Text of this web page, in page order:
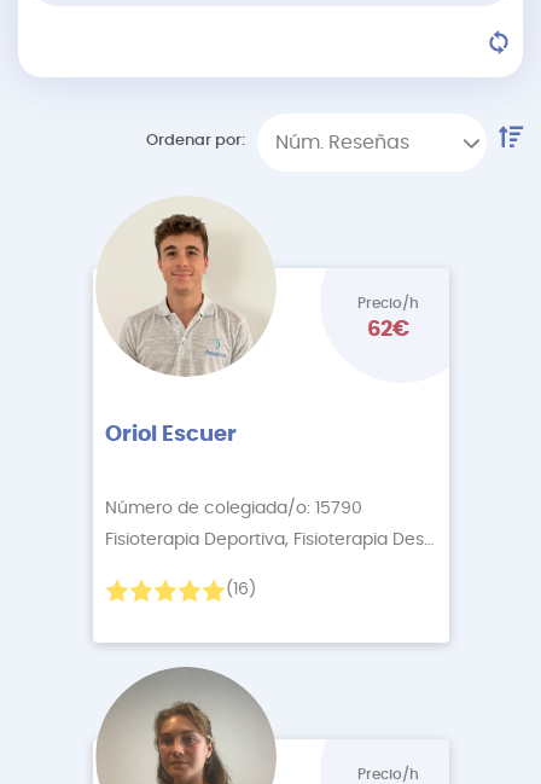
Ordenar por: Núm. Reseñas
Precio/h
62€
Oriol Escuer
Número de colegiada/o: 15790
Fisioterapia Deportiva, Fisioterapia Descontractur
(16)
Precio/h